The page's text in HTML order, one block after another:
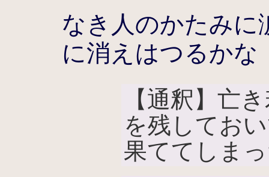
なき人のかたみに
に消えはつるかな
【通釈】亡
を残してお
果ててしま